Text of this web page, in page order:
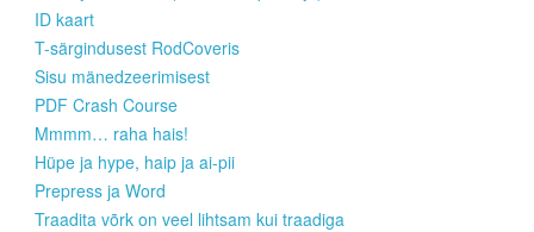
ID kaart
T-särgindusest RodCoveris
Sisu mänedzeerimisest
PDF Crash Course
Mmmm… raha hais!
Hüpe ja hype, haip ja ai-pii
Prepress ja Word
Traadita võrk on veel lihtsam kui traadiga